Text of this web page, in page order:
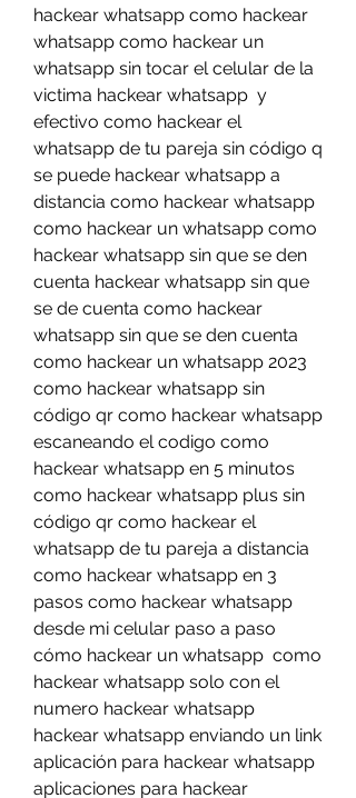
hackear whatsapp como hackear
whatsapp como hackear un
whatsapp sin tocar el celular de la
victima hackear whatsapp  y
efectivo como hackear el
whatsapp de tu pareja sin código q
se puede hackear whatsapp a
distancia como hackear whatsapp
como hackear un whatsapp como
hackear whatsapp sin que se den
cuenta hackear whatsapp sin que
se de cuenta como hackear
whatsapp sin que se den cuenta
como hackear un whatsapp 2023
como hackear whatsapp sin
código qr como hackear whatsapp
escaneando el codigo como
hackear whatsapp en 5 minutos
como hackear whatsapp plus sin
código qr como hackear el
whatsapp de tu pareja a distancia
como hackear whatsapp en 3
pasos como hackear whatsapp
desde mi celular paso a paso
cómo hackear un whatsapp  como
hackear whatsapp solo con el
numero hackear whatsapp
hackear whatsapp enviando un link
aplicación para hackear whatsapp
aplicaciones para hackear